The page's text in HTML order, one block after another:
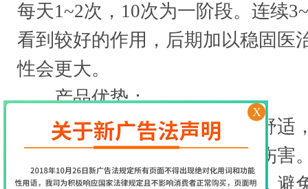
每天1~2次，10次为一阶段。连续
看到较好的作用，后期加以稳固医
性会更大。
产品优势：
无痛无创治疗：治疗过程舒适
何痛处和创伤，有效减少二次伤害
非药物治疗：非药物治疗，避
X